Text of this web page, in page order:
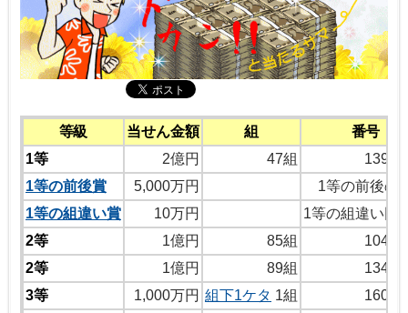
等級 当せん金額 組
番号
1等
2億円 47組
1等の前後賞
5,000万円
1等の前後の
1等の組違い賞
10万円
1等の組違い同
2等
1億円 85組
2等
1億円 89組
3等
1,000万円 組下1ケタ 1組